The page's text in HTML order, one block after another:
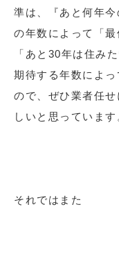
準は、『あと何年
の年数によって「最
「あと30年は住み
期待する年数によ
ので、ぜひ業者任
しいと思っています
それではまた